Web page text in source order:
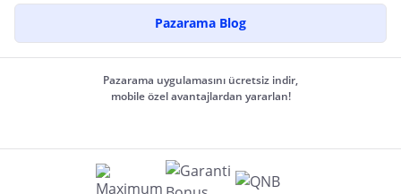
Pazarama Blog
Pazarama uygulamasını ücretsiz indir,
mobile özel avantajlardan yararlan!